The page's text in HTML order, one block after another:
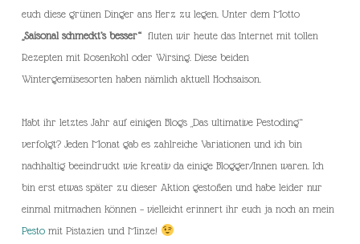
euch diese grünen Dinger ans Herz zu legen. Unter dem Motto
„Saisonal schmeckt’s besser“ fluten wir heute das Internet mit tollen
Rezepten mit Rosenkohl oder Wirsing. Diese beiden
Wintergemüsesorten haben nämlich aktuell Hochsaison.
Habt ihr letztes Jahr auf einigen Blogs „Das ultimative Pestoding“
verfolgt? Jeden Monat gab es zahlreiche Variationen und ich bin
nachhaltig beeindruckt wie kreativ da einige Blogger/Innen waren. Ich
bin erst etwas später zu dieser Aktion gestoßen und habe leider nur
einmal mitmachen können – vielleicht erinnert ihr euch ja noch an mein
Pesto mit Pistazien und Minze!